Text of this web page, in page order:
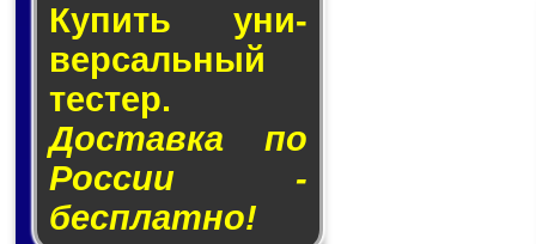
Купить уни­
вер­саль­ный
тес­тер.
Доставка по
России -
бесплатно!